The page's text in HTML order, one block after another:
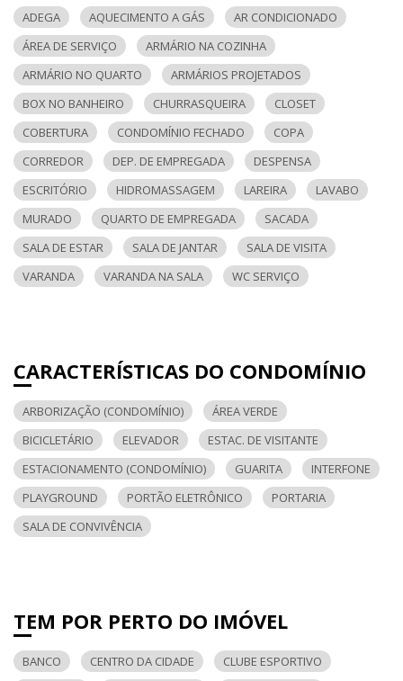
ADEGA AQUECIMENTO A GÁS
AR CONDICIONADO
ÁREA DE SERVIÇO
ARMÁRIO NA COZINHA
ARMÁRIO NO QUARTO
ARMÁRIOS PROJETADOS
BOX NO BANHEIRO
CHURRASQUEIRA
CLOSET
COBERTURA
CONDOMÍNIO FECHADO
COPA
CORREDOR
DEP. DE EMPREGADA
DESPENSA
ESCRITÓRIO
HIDROMASSAGEM LAREIRA
LAVABO
MURADO
QUARTO DE EMPREGADA
SACADA
SALA DE ESTAR
SALA DE JANTAR
SALA DE VISITA
VARANDA
VARANDA NA SALA WC SERVIÇO
CARACTERÍSTICAS DO CONDOMÍNIO
ARBORIZAÇÃO (CONDOMÍNIO)
ÁREA VERDE
BICICLETÁRIO
ELEVADOR
ESTAC. DE VISITANTE
ESTACIONAMENTO (CONDOMÍNIO)
GUARITA
INTERFONE
PLAYGROUND
PORTÃO ELETRÔNICO
PORTARIA
SALA DE CONVIVÊNCIA
TEM POR PERTO DO IMÓVEL
BANCO CENTRO DA CIDADE
CLUBE ESPORTIVO